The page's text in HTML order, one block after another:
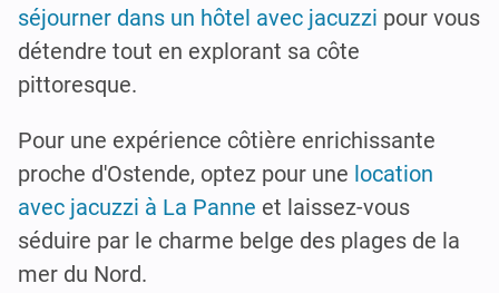
séjourner dans un hôtel avec jacuzzi pour vous
détendre tout en explorant sa côte
pittoresque.
Pour une expérience côtière enrichissante
proche d'Ostende, optez pour une location
avec jacuzzi à La Panne et laissez-vous
séduire par le charme belge des plages de la
mer du Nord.